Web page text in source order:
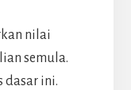
nilai
semula.
dasar ini.